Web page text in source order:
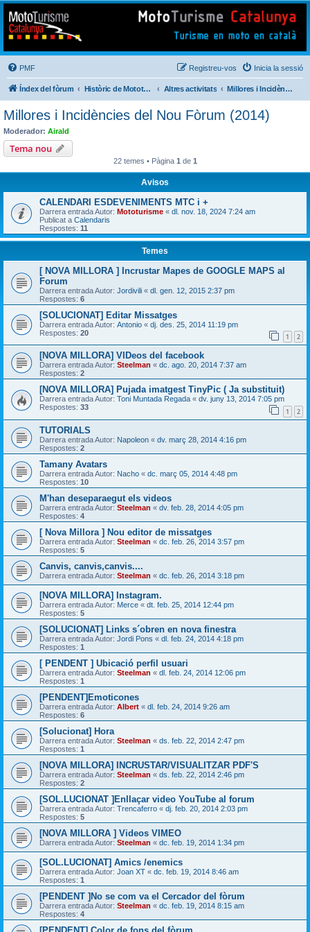
Mototurisme
Turisme en moto en català
PMF Inicia la sessió
Registreu-vos
Índex del fòrum Històric de Mototurisme Altres activitats Millores i Incidències del Nou Fòrum (2014)
Millores i Incidències del Nou Fòrum (2014)
Moderador: Airald
Tema nou
22 temes • Pàgina 1 de 1
Avisos
CALENDARI ESDEVENIMENTS MTC i +
Darrera entrada Autor: Mototurisme « dl. nov. 18, 2024 7:24 am
Publicat a Calendaris
Respostes: 11
Temes
[ NOVA MILLORA ] Incrustar Mapes de GOOGLE MAPS al
Forum
Darrera entrada Autor: Jordivili « dl. gen. 12, 2015 2:37 pm
Respostes: 6
[SOLUCIONAT] Editar Missatges
Darrera entrada Autor: Antonio « dj. des. 25, 2014 11:19 pm
Respostes: 20 1 2
[NOVA MILLORA] VIDeos del facebook
Darrera entrada Autor: Steelman « dc. ago. 20, 2014 7:37 am
Respostes: 2
[NOVA MILLORA] Pujada imatgest TinyPic ( Ja substituit)
Darrera entrada Autor: Toni Muntada Regada « dv. juny 13, 2014 7:05 pm
Respostes: 33 1 2
TUTORIALS
Darrera entrada Autor: Napoleon « dv. març 28, 2014 4:16 pm
Respostes: 2
Tamany Avatars
Darrera entrada Autor: Nacho « dc. març 05, 2014 4:48 pm
Respostes: 10
M'han deseparaegut els videos
Darrera entrada Autor: Steelman « dv. feb. 28, 2014 4:05 pm
Respostes: 4
[ Nova Millora ] Nou editor de missatges
Darrera entrada Autor: Steelman « dc. feb. 26, 2014 3:57 pm
Respostes: 5
Canvis, canvis,canvis....
Darrera entrada Autor: Steelman « dc. feb. 26, 2014 3:18 pm
[NOVA MILLORA] Instagram.
Darrera entrada Autor: Merce « dt. feb. 25, 2014 12:44 pm
Respostes: 5
[SOLUCIONAT] Links s´obren en nova finestra
Darrera entrada Autor: Jordi Pons « dl. feb. 24, 2014 4:18 pm
Respostes: 1
[ PENDENT ] Ubicació perfil usuari
Darrera entrada Autor: Steelman « dl. feb. 24, 2014 12:06 pm
Respostes: 1
[PENDENT]Emoticones
Darrera entrada Autor: Albert « dl. feb. 24, 2014 9:26 am
Respostes: 6
[Solucionat] Hora
Darrera entrada Autor: Steelman « ds. feb. 22, 2014 2:47 pm
Respostes: 1
[NOVA MILLORA] INCRUSTAR/VISUALITZAR PDF'S
Darrera entrada Autor: Steelman « ds. feb. 22, 2014 2:46 pm
Respostes: 2
[SOL.LUCIONAT ]Enllaçar video YouTube al forum
Darrera entrada Autor: Trencaferro « dj. feb. 20, 2014 2:03 pm
Respostes: 5
[NOVA MILLORA ] Videos VIMEO
Darrera entrada Autor: Steelman « dc. feb. 19, 2014 1:34 pm
[SOL.LUCIONAT] Amics /enemics
Darrera entrada Autor: Joan XT « dc. feb. 19, 2014 8:46 am
Respostes: 1
[PENDENT ]No se com va el Cercador del fòrum
Darrera entrada Autor: Steelman « dc. feb. 19, 2014 8:15 am
Respostes: 4